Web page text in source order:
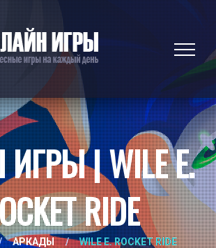
| WILE E.
RIDE
АРКАДЫ / WILE E. ROCKET RIDE